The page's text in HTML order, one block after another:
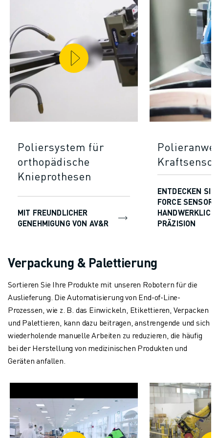
Poliersystem für
orthopädische
Knieprothesen
MIT FREUNDLICHER
GENEHMIGUNG VON AV&R
Kraftsensor
ENTDECKEN SIE
FORCE SENSOR
PRÄZISION
Verpackung & Palettierung
Sortieren Sie Ihre Produkte mit unseren Robotern für die
Auslieferung. Die Automatisierung von End-of-Line-
Prozessen, wie z. B. das Einwickeln, Etikettieren, Verpacken
und Palettieren, kann dazu beitragen, anstrengende und sich
wiederholende manuelle Arbeiten zu reduzieren, die häufig
bei der Herstellung von medizinischen Produkten und
Geräten anfallen.